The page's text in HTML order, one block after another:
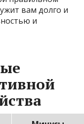
вам долго и
и